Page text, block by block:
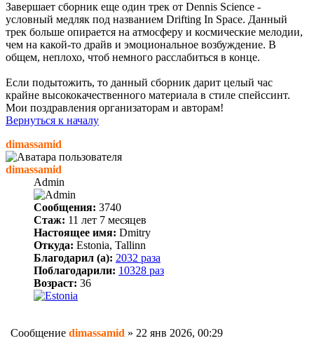
Завершает сборник еще один трек от Dennis Science -
условный медляк под названием Drifting In Space. Данный
трек больше опирается на атмосферу и космические мелодии,
чем на какой-то драйв и эмоциональное возбуждение. В
общем, неплохо, чтоб немного расслабиться в конце.
Если подытожить, то данный сборник дарит целый час
крайне высококачественного материала в стиле спейссинт.
Мои поздравления организаторам и авторам!
Вернуться к началу
dimassamid
dimassamid
Admin
Сообщения: 3740
Стаж: 11 лет 7 месяцев
Настоящее имя: Dmitry
Откуда: Estonia, Tallinn
Благодарил (а): 2032 раза
Поблагодарили: 10328 раз
Возраст: 36
Сообщение dimassamid » 22 янв 2026, 00:29